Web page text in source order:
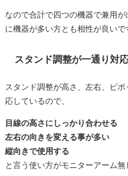
なので合計で四つの機器で兼用が
に機器が多い方とも相性が良いで
スタンド調整が一通り対
スタンド調整が高さ、左右、ピ
応しているので、
目線の高さにしっかり合わせる
左右の向きを変える事が多い
縦向きで使用する
と言う使い方がモニターアーム無